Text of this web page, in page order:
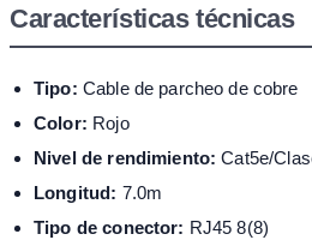
Características técnicas
Tipo: Cable de parcheo de cobre
Color: Rojo
Nivel de rendimiento: Cat5e/
Longitud: 7.0m
Tipo de conector: RJ45 8(8)